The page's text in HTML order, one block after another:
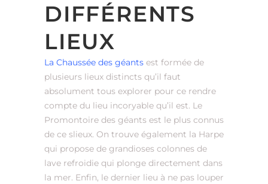
DIFFÉRENTS
LIEUX
La Chaussée des géants est formée de
plusieurs lieux distincts qu’il faut
absolument tous explorer pour ce rendre
compte du lieu incoryable qu’il est. Le
Promontoire des géants est le plus connus
de ce slieux. On trouve également la Harpe
qui propose de grandioses colonnes de
lave refroidie qui plonge directement dans
la mer. Enfin, le dernier lieu à ne pas louper